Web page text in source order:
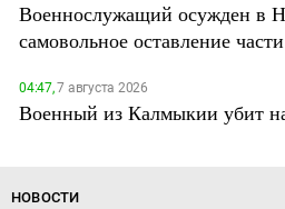
Военнослужащий осужден в
самовольное оставление части
04:47,7 августа 2026
Военный из Калмыкии убит
НОВОСТИ